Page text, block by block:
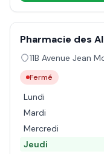
Pharmacie des
11B Avenue Jean
Fermé
Lundi
Mardi
Mercredi
Jeudi